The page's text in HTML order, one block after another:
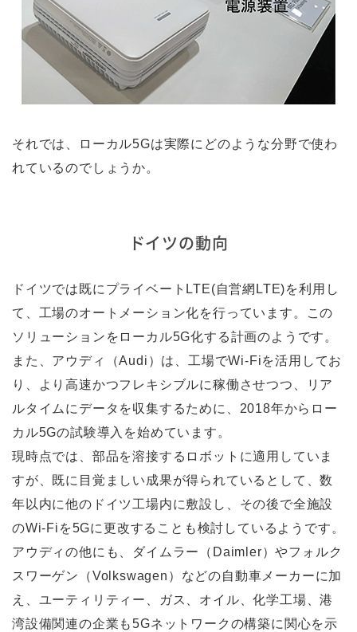
それでは、ローカル5Gは実際にどのような分野で使わ
れているのでしょうか。
ドイツの動向
ドイツでは既にプライベートLTE(自営網LTE)を利用し
て、工場のオートメーション化を行っています。この
ソリューションをローカル5G化する計画のようです。
また、アウディ（Audi）は、工場でWi-Fiを活用してお
り、より高速かつフレキシブルに稼働させつつ、リア
ルタイムにデータを収集するために、2018年からロー
カル5Gの試験導入を始めています。
現時点では、部品を溶接するロボットに適用していま
すが、既に目覚ましい成果が得られているとして、数
年以内に他のドイツ工場内に敷設し、その後で全施設
のWi-Fiを5Gに更改することも検討しているようです。
アウディの他にも、ダイムラー（Daimler）やフォルク
スワーゲン（Volkswagen）などの自動車メーカーに加
え、ユーティリティー、ガス、オイル、化学工場、港
湾設備関連の企業も5Gネットワークの構築に関心を示